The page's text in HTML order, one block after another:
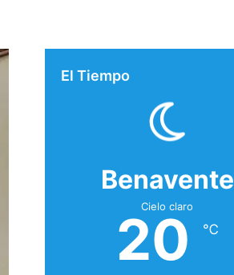
El Tiempo
Benavente
Cielo claro
20 ℃